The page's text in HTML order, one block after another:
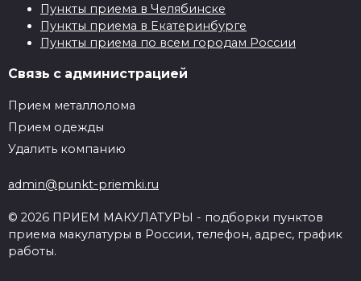
Пункты приема в Челябинске
Пункты приема в Екатеринбурге
Пункты приема по всем городам России
Связь с администрацией
Прием металлолома
Прием одежды
Удалить компанию
admin@punkt-priemki.ru
© 2026 ПРИЕМ МАКУЛАТУРЫ - подборки пунктов
приема макулатуры в России, телефон, адрес, график
работы.